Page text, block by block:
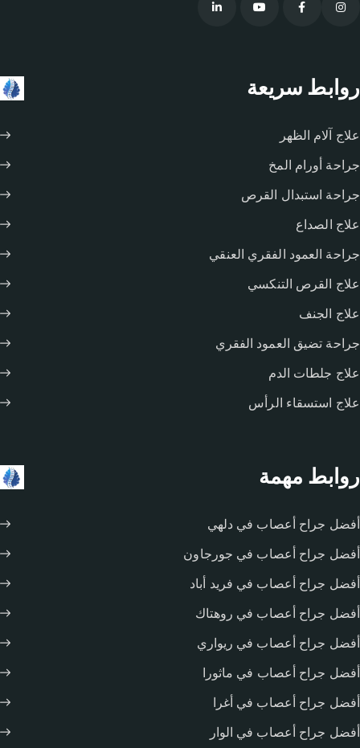
روابط سريعة
علاج آلام الظهر
جراحة أورام المخ
جراحة استبدال القرص
علاج الصداع
جراحة العمود الفقري العنقي
علاج القرص التنكسي
علاج الجنف
جراحة تضيق العمود الفقري
علاج جلطات الدم
علاج استسقاء الرأس
روابط مهمة
أفضل جراح أعصاب في دلهي
أفضل جراح أعصاب في جورجاون
أفضل جراح أعصاب في فريد أباد
أفضل جراح أعصاب في روهتاك
أفضل جراح أعصاب في ريواري
أفضل جراح أعصاب في ماثورا
أفضل جراح أعصاب في أغرا
أفضل جراح أعصاب في الوار